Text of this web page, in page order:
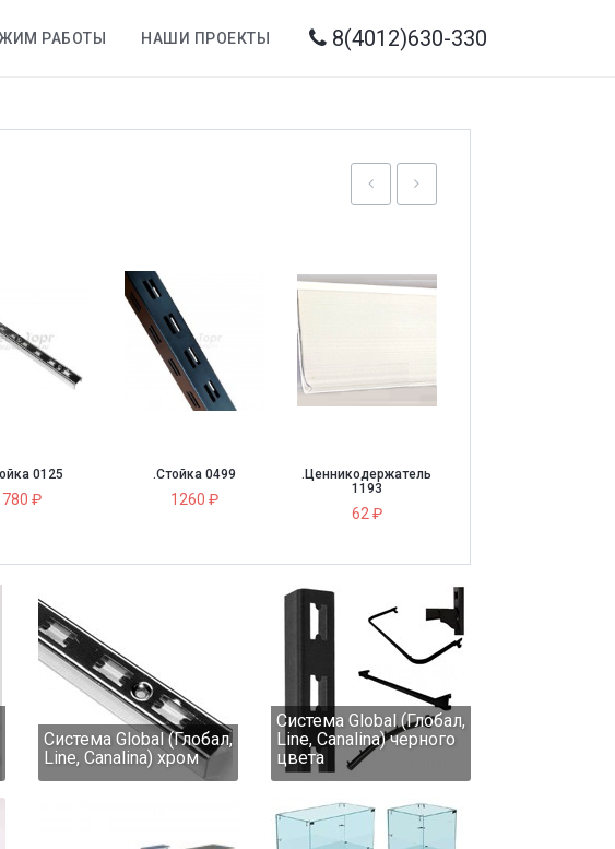
РАБОТЫ НАШИ ПРОЕКТЫ 8(4012)630-330
с
.Съемник стоплоков
.0186 Этикет-
пистолет
890 ₽
Система Global (Глобал,
Line, Canalina) хром
Система Global (Глобал,
Line, Canalina) черного
цвета